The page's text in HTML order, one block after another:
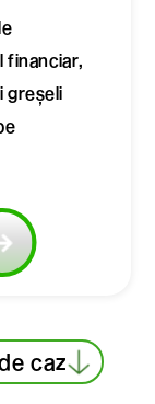
financiar,
greșeli
caz